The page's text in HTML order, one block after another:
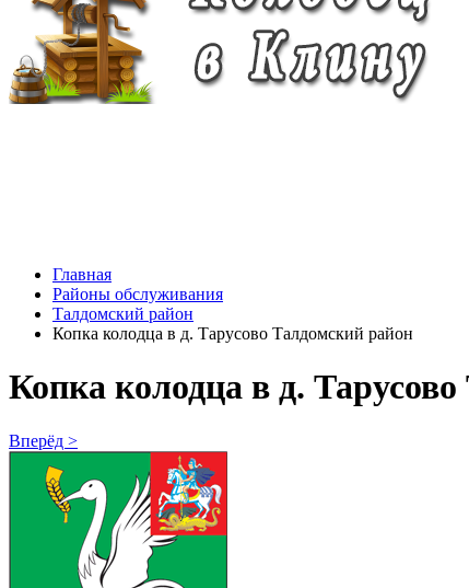
Главная
Районы обслуживания
Талдомский район
Копка колодца в д. Тарусово Талдомский район
Копка колодца в д.
Вперёд >